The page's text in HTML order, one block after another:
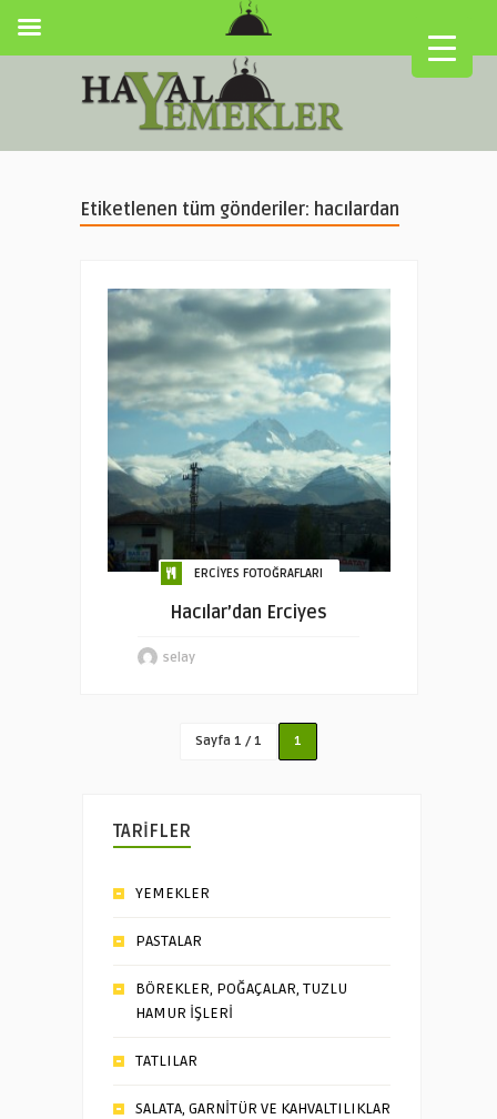
Etiketlenen tüm gönderiler: hacılardan
ERCİYES FOTOĞRAFLARI
Hacılar’dan Erciyes
selay
Sayfa 1 / 1 1
TARİFLER
YEMEKLER
PASTALAR
BÖREKLER, POĞAÇALAR, TUZLU
HAMUR İŞLERİ
TATLILAR
SALATA, GARNİTÜR VE KAHVALTILIKLAR